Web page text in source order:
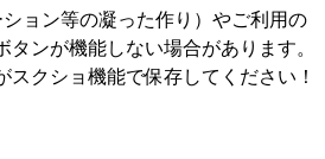
ョン等の凝った作り）やご利用の
ンが機能しない場合があります。
クショ機能で保存してください！